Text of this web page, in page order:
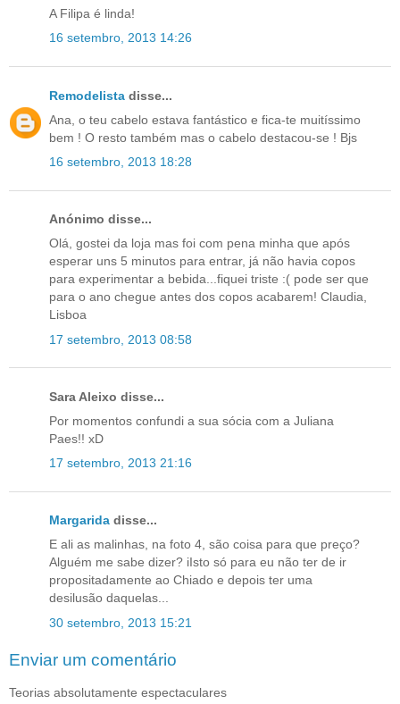
A Filipa é linda!
16 setembro, 2013 14:26
Remodelista disse...
Ana, o teu cabelo estava fantástico e fica-te muitíssimo
bem ! O resto também mas o cabelo destacou-se ! Bjs
16 setembro, 2013 18:28
Anónimo disse...
Olá, gostei da loja mas foi com pena minha que após
esperar uns 5 minutos para entrar, já não havia copos
para experimentar a bebida...fiquei triste :( pode ser que
para o ano chegue antes dos copos acabarem! Claudia,
Lisboa
17 setembro, 2013 08:58
Sara Aleixo disse...
Por momentos confundi a sua sócia com a Juliana
Paes!! xD
17 setembro, 2013 21:16
Margarida disse...
E ali as malinhas, na foto 4, são coisa para que preço?
Alguém me sabe dizer? iIsto só para eu não ter de ir
propositadamente ao Chiado e depois ter uma
desilusão daquelas...
30 setembro, 2013 15:21
Enviar um comentário
Teorias absolutamente espectaculares